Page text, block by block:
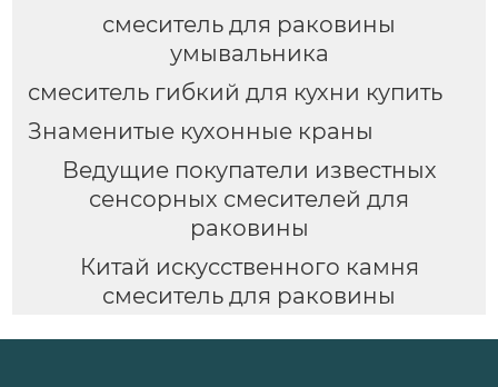
смеситель для раковины
умывальника
смеситель гибкий для кухни купить
Знаменитые кухонные краны
Ведущие покупатели известных
сенсорных смесителей для
раковины
Китай искусственного камня
смеситель для раковины